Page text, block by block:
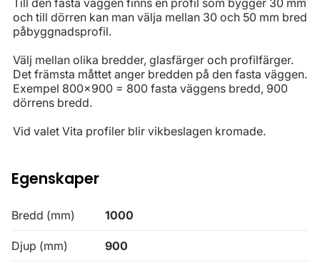
och till dörren kan man välja mellan 30 och 50 mm bred
påbyggnadsprofil.
Välj mellan olika bredder, glasfärger och profilfärger.
Det främsta måttet anger bredden på den fasta väggen.
Exempel 800x900 = 800 fasta väggens bredd, 900
dörrens bredd.
Vid valet Vita profiler blir vikbeslagen kromade.
Egenskaper
Bredd (mm) 1000
Djup (mm) 900